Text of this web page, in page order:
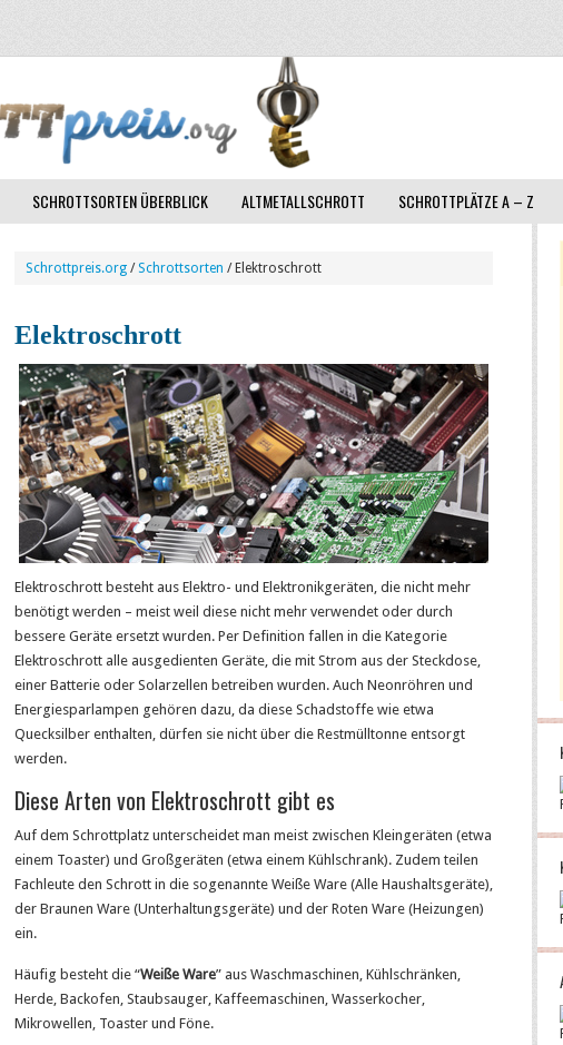
SCHROTTSORTEN ÜBERBLICK ALTMETALLSCHROTT SCHROTTPLÄTZE A – Z
Schrottpreis.org / Schrottsorten / Elektroschrott
Elektroschrott
Elektroschrott besteht aus Elektro- und Elektronikgeräten, die nicht mehr
benötigt werden – meist weil diese nicht mehr verwendet oder durch
bessere Geräte ersetzt wurden. Per Definition fallen in die Kategorie
Elektroschrott alle ausgedienten Geräte, die mit Strom aus der Steckdose,
einer Batterie oder Solarzellen betreiben wurden. Auch Neonröhren und
Energiesparlampen gehören dazu, da diese Schadstoffe wie etwa
Quecksilber enthalten, dürfen sie nicht über die Restmülltonne entsorgt
werden.
Diese Arten von Elektroschrott gibt es
Auf dem Schrottplatz unterscheidet man meist zwischen Kleingeräten (etwa
einem Toaster) und Großgeräten (etwa einem Kühlschrank). Zudem teilen
Fachleute den Schrott in die sogenannte Weiße Ware (Alle Haushaltsgeräte),
der Braunen Ware (Unterhaltungsgeräte) und der Roten Ware (Heizungen)
ein.
Häufig besteht die “Weiße Ware” aus Waschmaschinen, Kühlschränken,
Herde, Backofen, Staubsauger, Kaffeemaschinen, Wasserkocher,
Mikrowellen, Toaster und Föne.